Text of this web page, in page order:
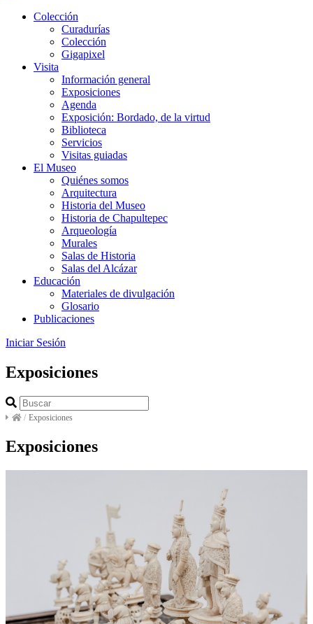
Colección
Curadurías
Colección
Gigapixel
Visita
Información general
Exposiciones
Agenda
Exposición: Bordado, de la virtud
Biblioteca
Servicios
Visitas guiadas
El Museo
Quiénes somos
Arquitectura
Historia del Museo
Historia de Chapultepec
Arqueología
Murales
Salas de Historia
Salas del Alcázar
Educación
Materiales de divulgación
Glosario
Publicaciones
Iniciar Sesión
Exposiciones
/ Exposiciones
Exposiciones